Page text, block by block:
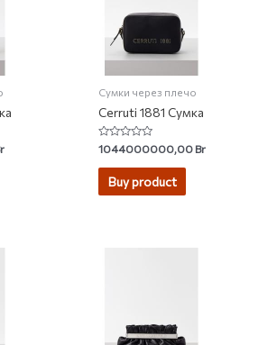
Сумки через плечо
Cerruti 1881 Сумка
Rated
0
out
1044000000,00Br
Buy product